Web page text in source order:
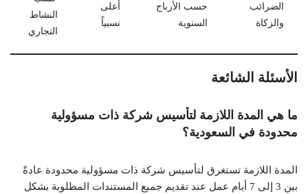
الضرائب
والزكاة
حسب الأرباح
السنوية
أعلى
نسبياً
النشاط
التجاري
الأسئلة الشائعة
ما هي المدة اللازمة لتأسيس شركة ذات مسؤولية
محدودة في السعودية؟
المدة اللازمة تستغرق لتأسيس شركة ذات مسؤولية محدودة عادةً
بين 3 إلى 7 أيام عمل عند تقديم جميع المستندات المطلوبة بشكل